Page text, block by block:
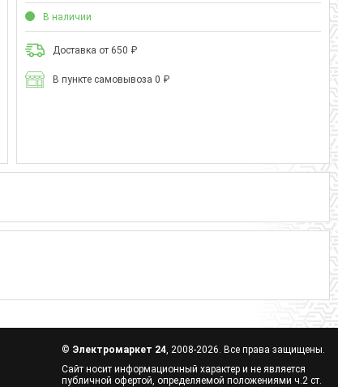
В наличии
Доставка от 650 ₽
В пункте самовывоза 0 ₽
© Электромаркет 24, 2008-2026. Все права защищены.
Сайт носит информационный характер и не является
публичной офертой, определяемой положениями ч.2 ст.